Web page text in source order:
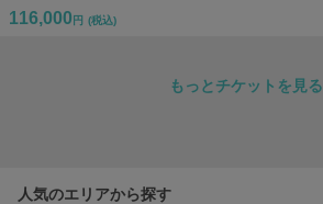
116,000 円 (税込)
もっとチケットを見る
人気のエリアから探す